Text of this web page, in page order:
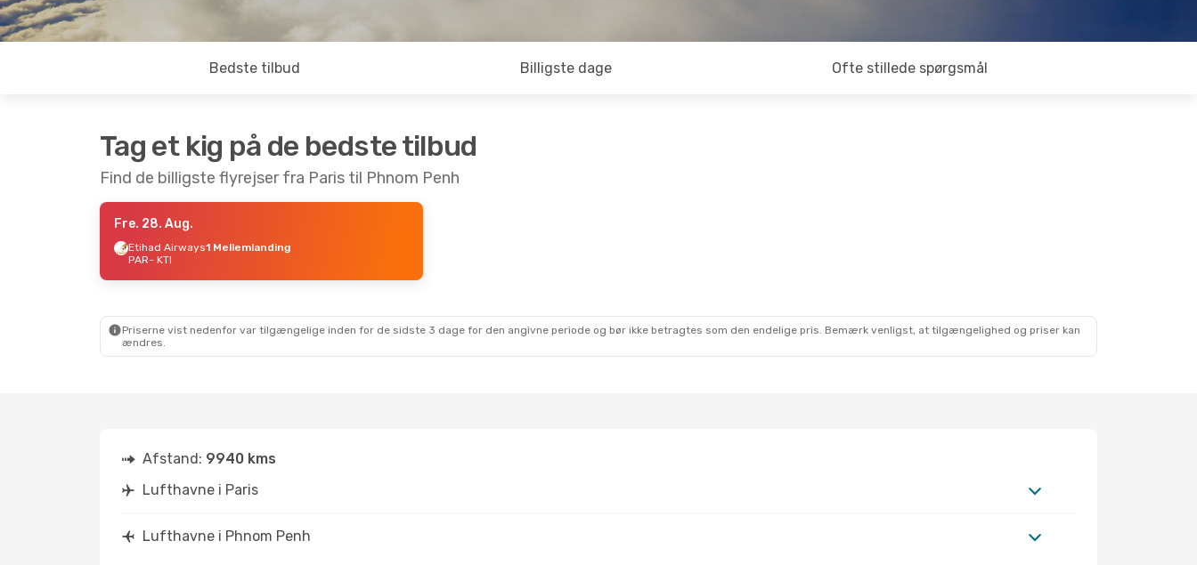
Bedste tilbud Billigste dage Ofte stillede spørgsmål
Tag et kig på de bedste tilbud
Find de billigste flyrejser fra Paris til Phnom Penh
Fre. 28. Aug.
Etihad Airways1 Mellemlanding
PAR- KTI
Priserne vist nedenfor var tilgængelige inden for de sidste 3 dage for den angivne periode og bør ikke betragtes som den endelige pris. Bemærk venligst, at tilgængelighed og priser kan
ændres.
Afstand: 9940 kms
Lufthavne i Paris
Lufthavne i Phnom Penh